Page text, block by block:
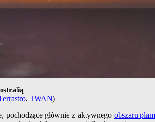
, TWAN)
pochodzące głównie z aktywnego obszaru